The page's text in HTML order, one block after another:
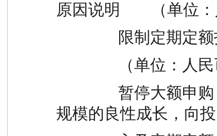
原因说明        （单位
限
（单位
规模的良性成长，向